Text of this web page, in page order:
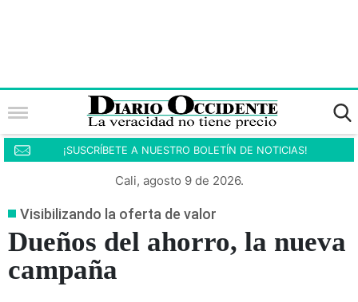
¡SUSCRÍBETE A NUESTRO BOLETÍN DE NOTICIAS!
Cali, agosto 9 de 2026.
Visibilizando la oferta de valor
Dueños del ahorro, la nueva
campaña